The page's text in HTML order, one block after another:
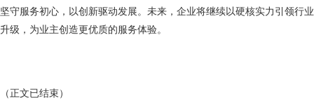
坚守服务初心，以创新驱动发展。未来，企业将继续以硬核实力引领行业
升级，为业主创造更优质的服务体验。
（正文已结束）